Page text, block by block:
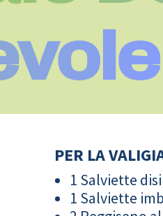
PER LA
1 Salviette
1 Salviette